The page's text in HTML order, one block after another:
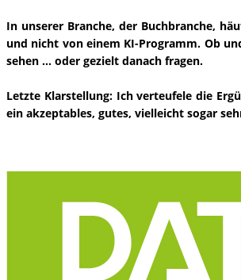
In unserer Branche, der Buchbranche,
und nicht von einem KI-Programm. Ob
sehen … oder gezielt danach fragen.
Letzte Klarstellung: Ich verteufele die
ein akzeptables, gutes, vielleicht sogar